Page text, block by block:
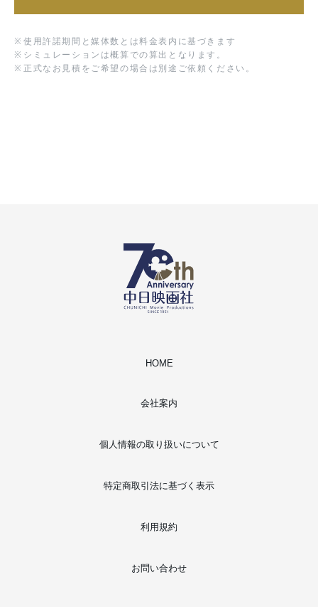
※ 使用許諾期間と媒体数とは料金表内に基づきます
※ シミュレーションは概算での算出となります。
※ 正式なお見積をご希望の場合は別途ご依頼ください。
HOME
会社案内
個人情報の取り扱いについて
特定商取引法に基づく表示
利用規約
お問い合わせ